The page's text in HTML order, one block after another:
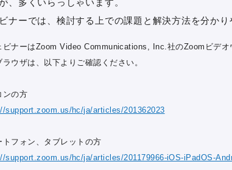
、多くいらっしゃいます。
ナーでは、検討する上での課題と解決方法を分かり
ナーはZoom Video Communications, Inc.社のZoomビデオ
ウザは、以下よりご確認ください。
ンの方
support.zoom.us/hc/ja/articles/201362023
トフォン、タブレットの方
support.zoom.us/hc/ja/articles/201179966-iOS-iPadOS-